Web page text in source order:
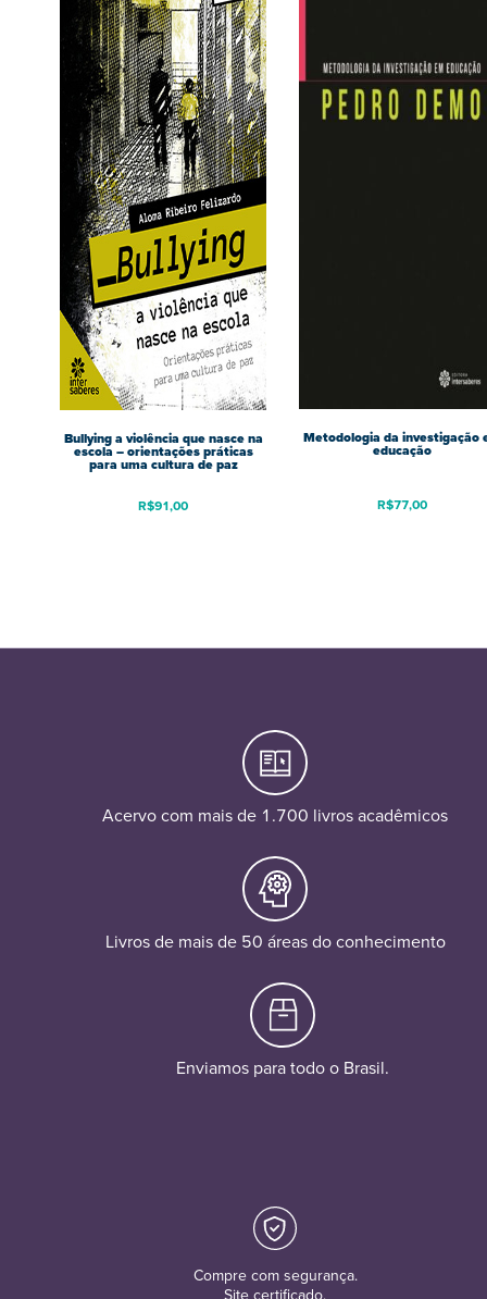
Bullying a violência que nasce na
escola – orientações práticas
para uma cultura de paz
R$91,00
Metodologia da investigação
educação
R$77,00
Acervo com mais de 1.700 livros acadêmicos
Livros de mais de 50 áreas do conhecimento
Enviamos para todo o Brasil.
Compre com segurança.